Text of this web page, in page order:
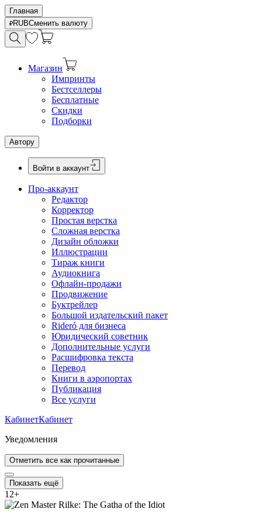
Главная
RUBСменить валюту
Магазин
Импринты
Бестселлеры
Бесплатные
Скидки
Подборки
Автору
Войти в аккаунт
Про-аккаунт
Редактор
Корректор
Простая верстка
Сложная верстка
Дизайн обложки
Иллюстрации
Тираж книги
Аудиокнига
Офлайн-продажи
Продвижение
Буктрейлер
Большой издательский пакет
Rideró для бизнеса
Юридический советник
Дополнительные услуги
Расшифровка текста
Перевод
Книги в аэропортах
Публикация
Все услуги
КабинетКабинет
Уведомления
Отметить все как прочитанные
Показать ещё
12+